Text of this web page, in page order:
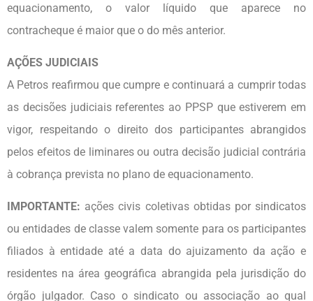
equacionamento, o valor líquido que aparece no
contracheque é maior que o do mês anterior.
AÇÕES JUDICIAIS
A Petros reafirmou que cumpre e continuará a cumprir todas
as decisões judiciais referentes ao PPSP que estiverem em
vigor, respeitando o direito dos participantes abrangidos
pelos efeitos de liminares ou outra decisão judicial contrária
à cobrança prevista no plano de equacionamento.
IMPORTANTE: ações civis coletivas obtidas por sindicatos
ou entidades de classe valem somente para os participantes
filiados à entidade até a data do ajuizamento da ação e
residentes na área geográfica abrangida pela jurisdição do
órgão julgador. Caso o sindicato ou associação ao qual